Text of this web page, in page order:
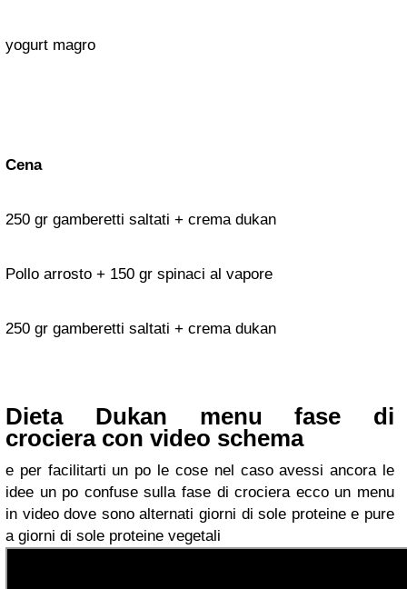
yogurt magro
Cena
250 gr gamberetti saltati + crema dukan
Pollo arrosto + 150 gr spinaci al vapore
250 gr gamberetti saltati + crema dukan
Dieta Dukan menu fase di
crociera con video schema
e per facilitarti un po le cose nel caso avessi ancora le
idee un po confuse sulla fase di crociera ecco un menu
in video dove sono alternati giorni di sole proteine e pure
a giorni di sole proteine vegetali